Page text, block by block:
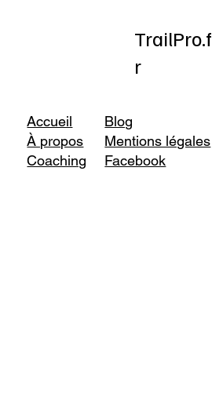
TrailPro.f
r
Accueil
À propos
Coaching
Blog
Mentions légales
Facebook